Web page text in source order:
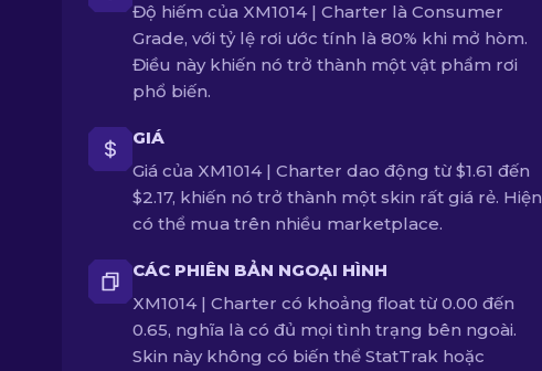
Độ hiếm của XM1014 | Charter là Consumer
Grade, với tỷ lệ rơi ước tính là 80% khi mở hòm.
Điều này khiến nó trở thành một vật phẩm rơi
phổ biến.
GIÁ
Giá của XM1014 | Charter dao động từ $1.61 đến
$2.17, khiến nó trở thành một skin rất giá rẻ. Hiện
có thể mua trên nhiều marketplace.
CÁC PHIÊN BẢN NGOẠI HÌNH
XM1014 | Charter có khoảng float từ 0.00 đến
0.65, nghĩa là có đủ mọi tình trạng bên ngoài.
Skin này không có biến thể StatTrak hoặc